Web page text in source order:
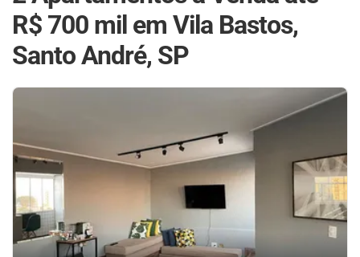
R$ 700 mil em Vila Bastos,
Santo André, SP